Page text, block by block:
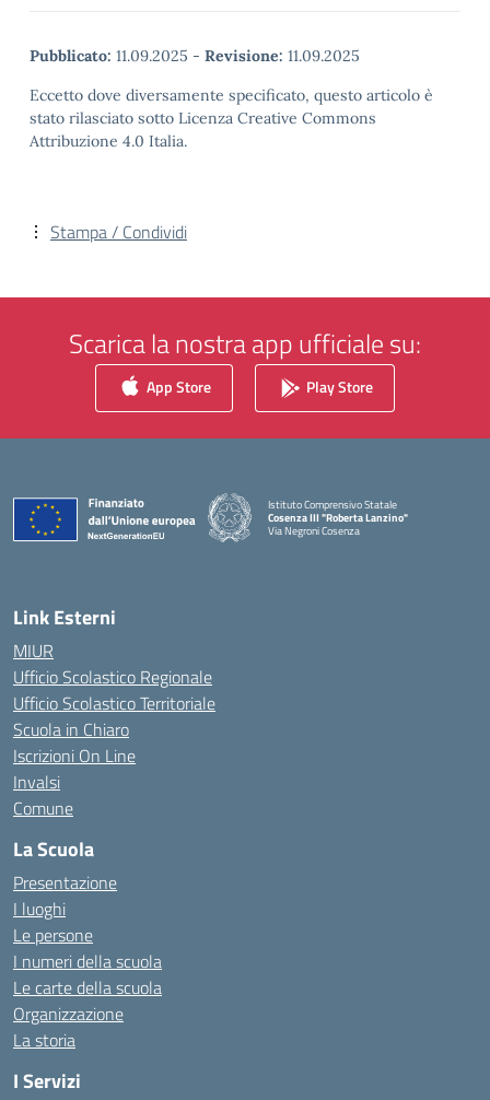
Pubblicato: 11.09.2025 - Revisione: 11.09.2025
Eccetto dove diversamente specificato, questo articolo è
stato rilasciato sotto Licenza Creative Commons
Attribuzione 4.0 Italia.
Stampa / Condividi
Scarica la nostra app ufficiale su:
App Store Play Store
Istituto Comprensivo Statale
Cosenza III "Roberta Lanzino"
Via Negroni Cosenza
— Visita la pagina iniziale della scuola
Link Esterni
MIUR
Ufficio Scolastico Regionale
Ufficio Scolastico Territoriale
Scuola in Chiaro
Iscrizioni On Line
Invalsi
Comune
La Scuola
Presentazione
I luoghi
Le persone
I numeri della scuola
Le carte della scuola
Organizzazione
La storia
I Servizi